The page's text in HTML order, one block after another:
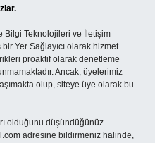
Bilgi Teknolojileri ve İletişim
Yer Sağlayıcı olarak hizmet
proaktif olarak denetleme
Ancak, üyelerimiz
olup, siteye üye olarak bu
olduğunu düşündüğünüz
adresine bildirmeniz halinde,